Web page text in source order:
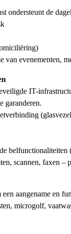
ondersteunt de
van evenementen,
IT-
garanderen.
scannen, faxen –
aangename en
microgolf,